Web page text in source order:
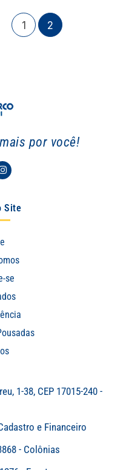
1 2
por você!
Instagram
Site
se
1-38, CEP 17015-240 -
e Financeiro
- Colônias